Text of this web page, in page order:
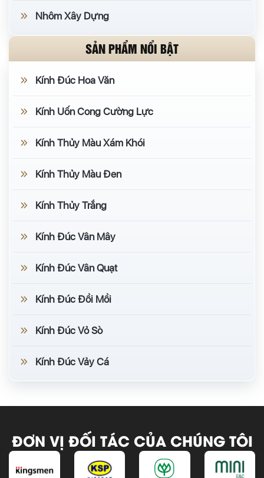
Nhôm Xây Dựng
SẢN PHẨM NỔI BẬT
Kính Đúc Hoa Văn
Kính Uốn Cong Cường Lực
Kính Thủy Màu Xám Khói
Kính Thủy Màu Đen
Kính Thủy Trắng
Kính Đúc Vân Mây
Kính Đúc Vân Quạt
Kính Đúc Đồi Mồi
Kính Đúc Vỏ Sò
Kính Đúc Vảy Cá
ĐƠN VỊ ĐỐI TÁC CỦA CHÚNG TÔI